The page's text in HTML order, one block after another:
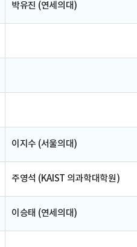
박유진 (연세의대)
이지수 (서울의대)
주영석 (KAIST 의과학대학원)
이승태 (연세의대)